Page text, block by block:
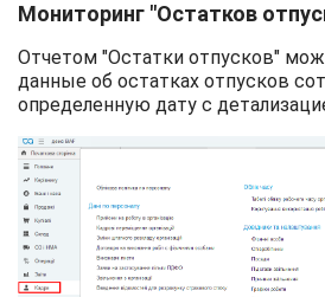
Мониторинг "Остатков
Отчетом "Остатки отпусков"
данные об остатках отпусков
определенную дату с